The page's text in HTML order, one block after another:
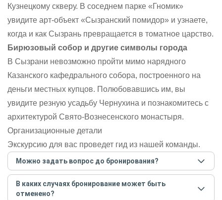
Кузнецкому скверу. В соседнем парке «Гномик»
увидите арт-объект «Сызранский помидор» и узнаете,
когда и как Сызрань превращается в томатное царство.
Бирюзовый собор и другие символы города
В Сызрани невозможно пройти мимо нарядного
Казанского кафедрального собора, построенного на
деньги местных купцов. Полюбовавшись им, вы
увидите резную усадьбу Чернухина и познакомитесь с
архитектурой Свято-Вознесенского монастыря.
Организационные детали
Экскурсию для вас проведет гид из нашей команды.
Можно задать вопрос до бронирования?
Достаточно перейти по ссылке «Задать вопрос» и
написать гиду. Платить при этом не нужно. Сначала
согласуйте с гидом интересующие вас вопросы и после
В каких случаях бронирование может быть
отменено?